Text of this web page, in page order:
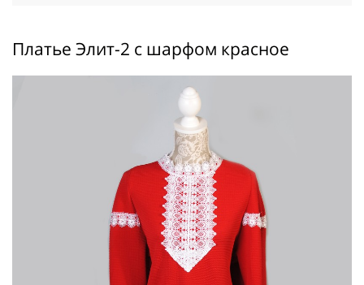
Платье Элит-2 с шарфом красное